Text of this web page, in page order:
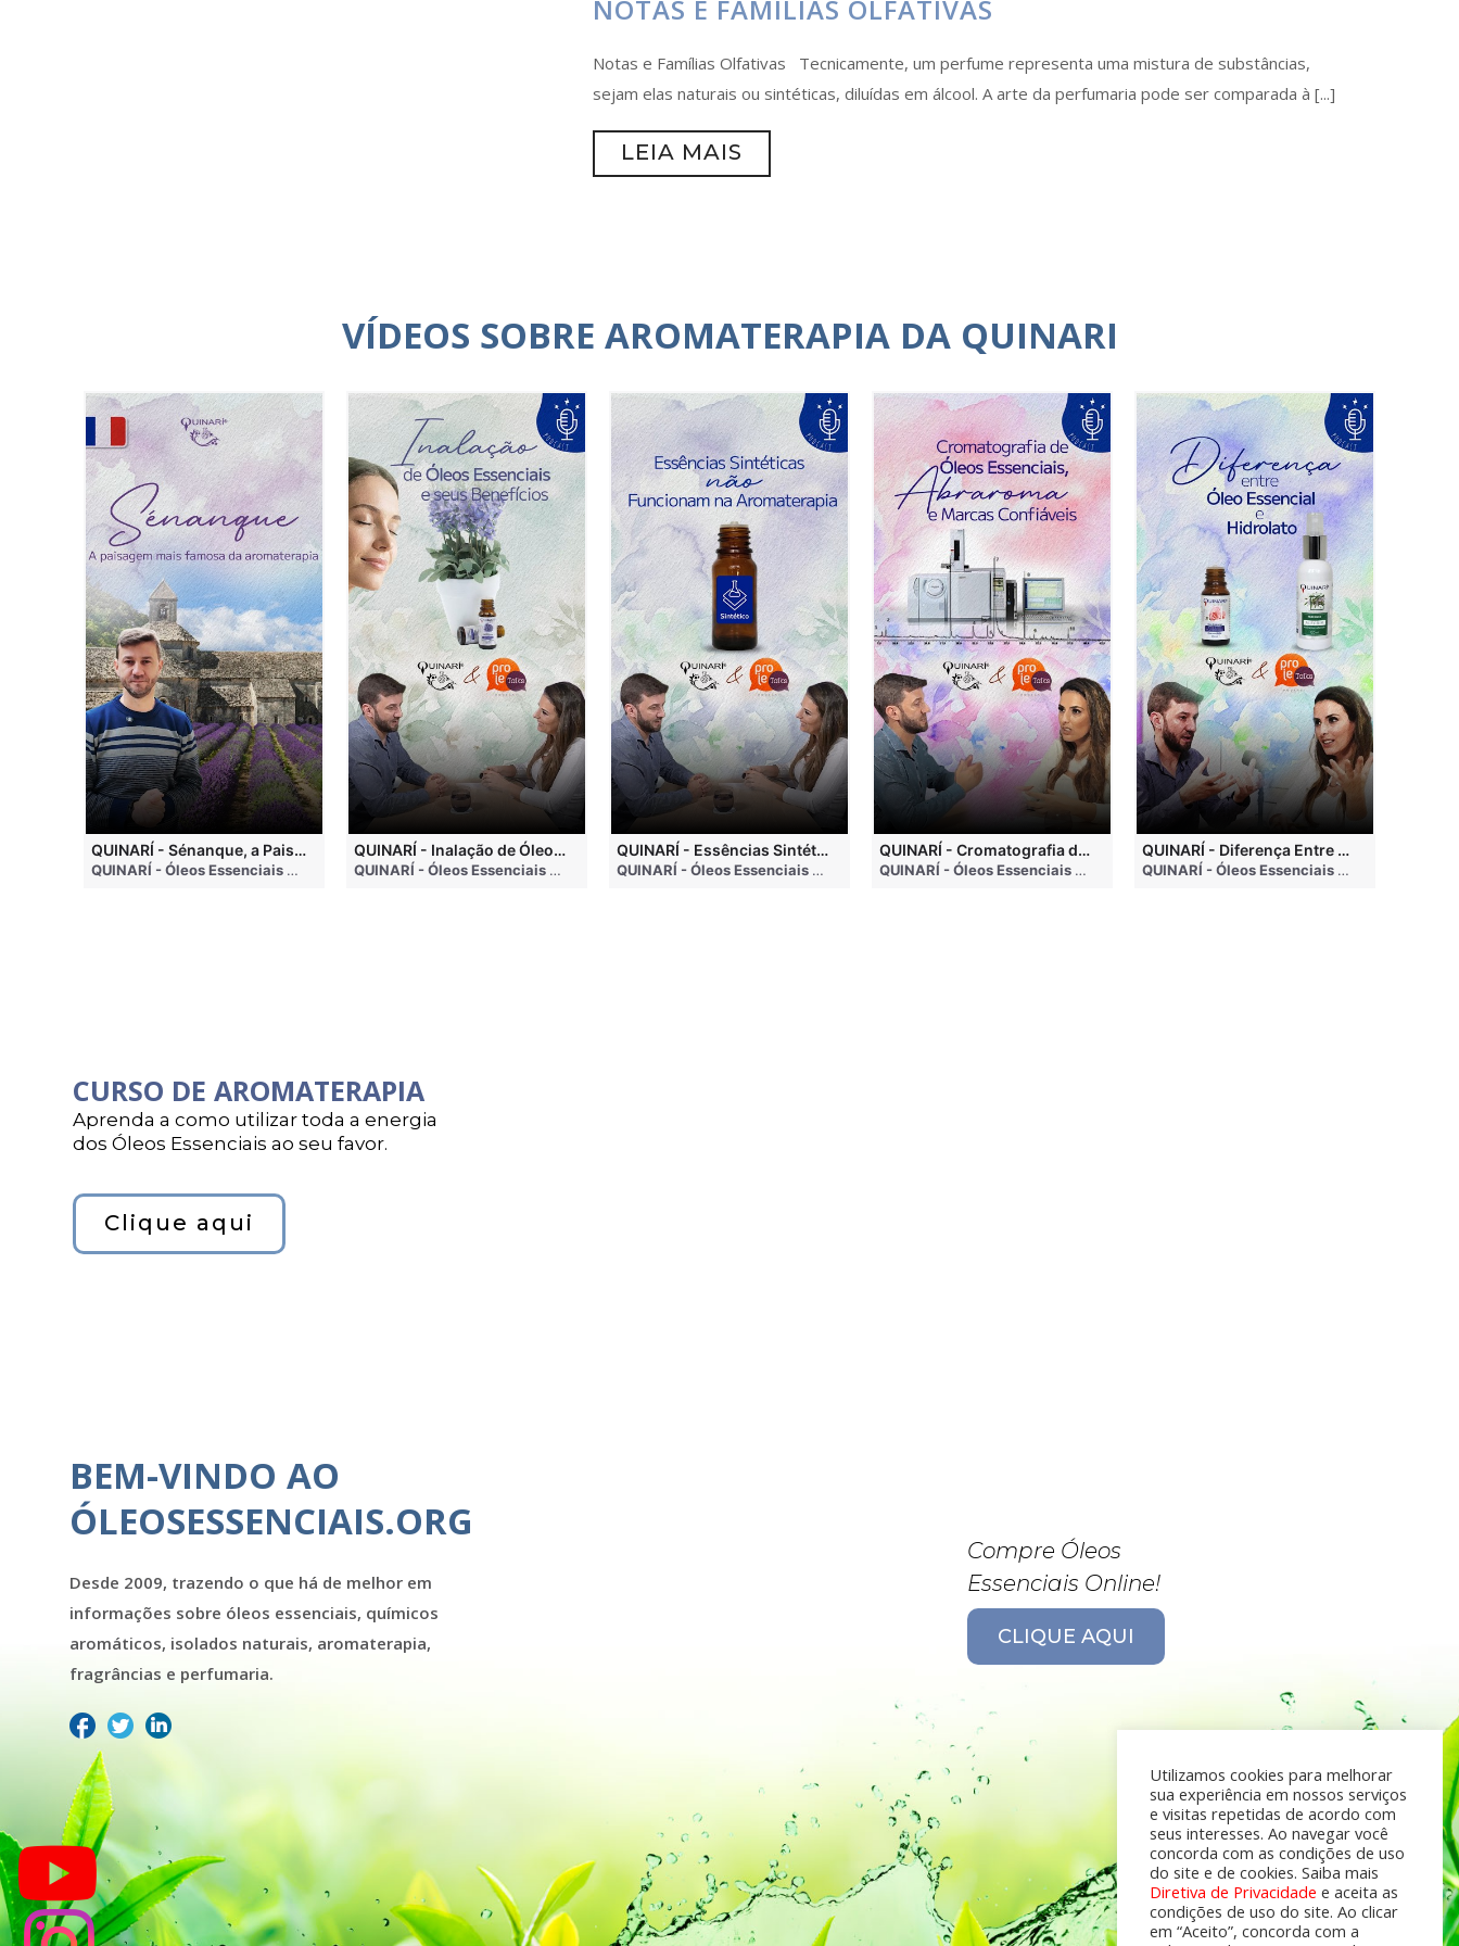
NOTAS E FAMÍLIAS OLFATIVAS
Notas e Famílias Olfativas Tecnicamente, um perfume representa uma mistura de substâncias,
sejam elas naturais ou sintéticas, diluídas em álcool. A arte da perfumaria pode ser comparada à [...]
LEIA MAIS
VÍDEOS SOBRE AROMATERAPIA DA QUINARI
• 4 months ago
QUINARÍ - Sénanque, a Paisagem Mais Famosa da Aromaterapia
QUINARÍ - Óleos Essenciais e Aromaterapia • 3 weeks ago
QUINARÍ - Inalação de Óleos Essenciais e Seus Benefícios
QUINARÍ - Óleos Essenciais e Aromaterapia • 3 months ago
QUINARÍ - Essências Sintéticas NÃO Funcionam na Aromaterapia
QUINARÍ - Óleos Essenciais e Aromaterapia • 3 months ago
QUINARÍ - Cromatografia de Óleos Essenciais, ABRAROMA e Marcas Confiáveis
QUINARÍ - Óleos Essenciais e Aromaterapia • 3 months ago
QUINARÍ - Diferença Entre Óleo Essencial e Hidrolato
QUINARÍ - Óleos Essenciais e Aromaterapia
CURSO DE AROMATERAPIA
Aprenda a como utilizar toda a energia
dos Óleos Essenciais ao seu favor.
Clique aqui
BEM-VINDO AO
ÓLEOSESSENCIAIS.ORG
Desde 2009, trazendo o que há de melhor em
informações sobre óleos essenciais, químicos
aromáticos, isolados naturais, aromaterapia,
fragrâncias e perfumaria.
Compre Óleos
Essenciais Online!
CLIQUE AQUI
Utilizamos cookies para melhorar
sua experiência em nossos serviços
e visitas repetidas de acordo com
seus interesses. Ao navegar você
concorda com as condições de uso
do site e de cookies. Saiba mais
Diretiva de Privacidade e aceita as
condições de uso do site. Ao clicar
em “Aceito”, concorda com a